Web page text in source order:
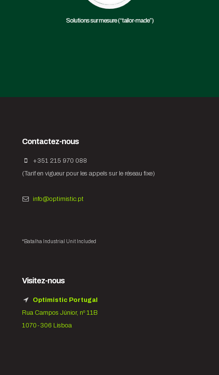
Solutions sur mesure (“tailor-made”)
Contactez-nous
+351 215 970 088
(Tarif en vigueur pour les appels sur le réseau fixe)
info@optimistic.pt
*Batalha Industrial Unit Included
Visitez-nous
Optimistic Portugal
Rua Campos Júnior, nº 11B
1070-306 Lisboa